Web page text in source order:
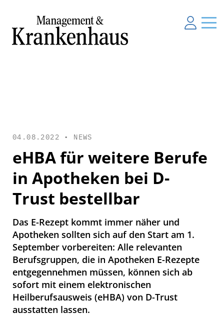
04.08.2022 • NEWS
eHBA für weitere Berufe
in Apotheken bei D-
Trust bestellbar
Das E-Rezept kommt immer näher und
Apotheken sollten sich auf den Start am 1.
September vorbereiten: Alle relevanten
Berufsgruppen, die in Apotheken E-Rezepte
entgegennehmen müssen, können sich ab
sofort mit einem elektronischen
Heilberufsausweis (eHBA) von D-Trust
ausstatten lassen.